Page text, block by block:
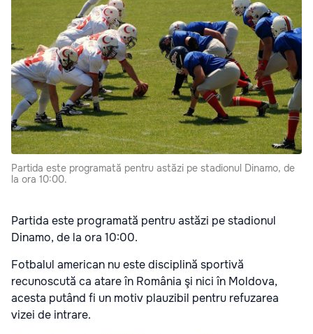
Partida este programată pentru astăzi pe stadionul Dinamo, de
la ora 10:00.
Partida este programată pentru astăzi pe stadionul
Dinamo, de la ora 10:00.
Fotbalul american nu este disciplină sportivă
recunoscută ca atare în România şi nici în Moldova,
acesta putând fi un motiv plauzibil pentru refuzarea
vizei de intrare.